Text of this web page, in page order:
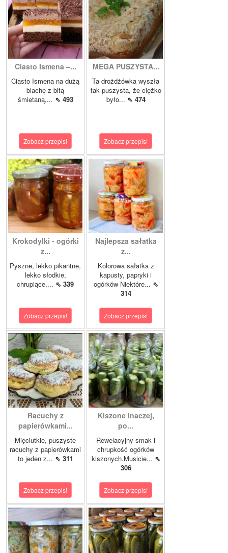
Ciasto Ismena –...
Ciasto Ismena na dużą
blachę z bitą
śmietaną,... ⇖ 493
Zobacz przepis!
MEGA PUSZYSTA...
Ta drożdżówka wyszła
tak puszysta, że ciężko
było... ⇖ 474
Zobacz przepis!
Krokodylki - ogórki
z...
Pyszne, lekko pikantne,
lekko słodkie,
chrupiące,... ⇖ 339
Zobacz przepis!
Najlepsza sałatka
z...
Kolorowa sałatka z
kapusty, papryki i
ogórków Niektóre... ⇖
314
Zobacz przepis!
Racuchy z
papierówkami...
Mięciutkie, puszyste
racuchy z papierówkami
to jeden z... ⇖ 311
Zobacz przepis!
Kiszone inaczej,
po...
Rewelacyjny smak i
chrupkość ogórków
kiszonych.Musicie... ⇖
306
Zobacz przepis!